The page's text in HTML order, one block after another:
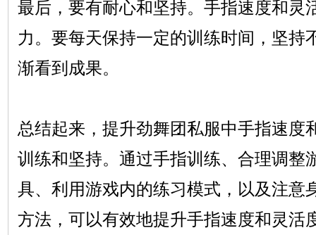
最后，要有耐心和坚持。手指速度和灵
力。要每天保持一定的训练时间，坚持
渐看到成果。
总结起来，提升劲舞团私服中手指速度
训练和坚持。通过手指训练、合理调整
具、利用游戏内的练习模式，以及注意
方法，可以有效地提升手指速度和灵活